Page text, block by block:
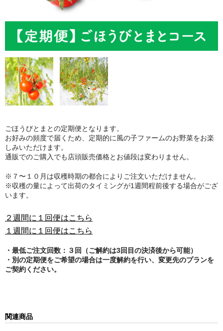
ごほうびとまとの定期便となります。
お好みの頻度で届くため、定期的に風の子ファームのお野菜をお楽
しみいただけます。
通販でのご購入でも店頭販売価格とお値段は変わりません。
※７〜１０月は収穫時期の都合によりご注文いただけません。
※収穫の量によって出荷のタイミングが1週間程前後する場合がござ
います。
２週間に１回便はこちら
１週間に１回便はこちら
・最低ご注文回数：３回（ご解約は3回目の決済後から可能）
・別の定期便をご希望の場合は一度解約を行い、変更先のプランを
ご契約ください。
関連商品